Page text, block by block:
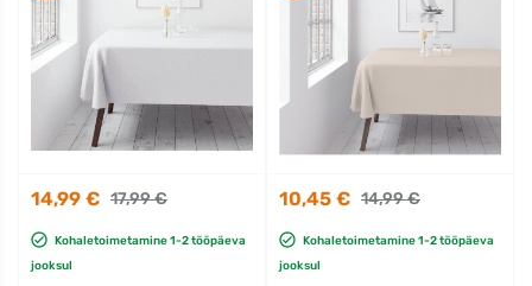
14,99 € 17,99 €
Kohaletoimetamine 1-2 tööpäeva
jooksul
10,45 € 14,99 €
Kohaletoimetamine 1-2 tööpäeva
jooksul